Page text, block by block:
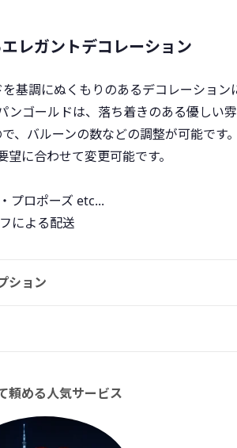
レガントデコレーション
基調にぬくもりのあるデコレーション
ンゴールドは、落ち着きのある優しい雰
、バルーンの数などの調整が可能です。
に合わせて変更可能です。
プロポーズ etc...
による配送
ション
頼める人気サービス